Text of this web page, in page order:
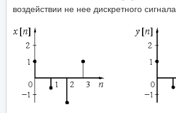
воздействии не нее дискретного сигнала